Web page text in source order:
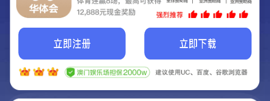
我们即将上线啦...
我们的网站正在建设.
它将是非常棒的网站.